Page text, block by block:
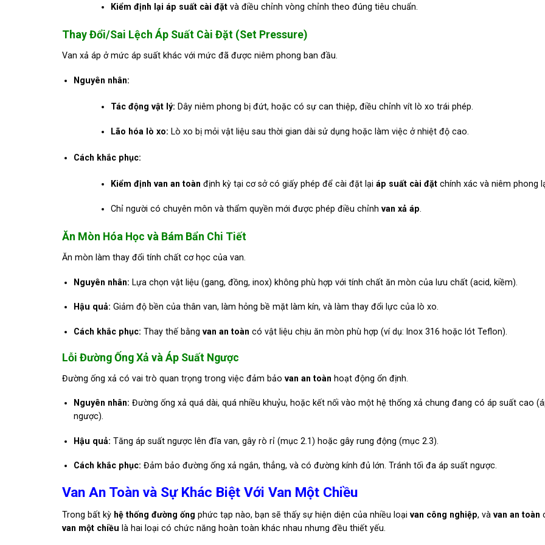
Kiểm định lại áp suất cài đặtvà điều chỉnh vòng chỉnh theo đúng tiêu chuẩn.
Thay Đổi/Sai Lệch Áp Suất Cài Đặt (Set Pressure)
Van xả áp ở mức áp suất khác với mức đã được niêm phong ban đầu.
Nguyên nhân:
Tác động vật lý: Dây niêm phong bị đứt, hoặc có sự can thiệp, điều chỉnh vít lò xo trái phép.
Lão hóa lò xo: Lò xo bị mỏi vật liệu sau thời gian dài sử dụng hoặc làm việc ở nhiệt độ cao.
Cách khắc phục:
Kiểm định van an toàn định kỳ tại cơ sở có giấy phép để cài đặt lại áp suất cài đặtchính xác và niêm phong
Chỉ người có chuyên môn và thẩm quyền mới được phép điều chỉnh van xả áp
Ăn Mòn Hóa Học và Bám Bẩn Chi Tiết
Ăn mòn làm thay đổi tính chất cơ học của van.
Nguyên nhân: Lựa chọn vật liệu (gang, đồng, inox) không phù hợp với tính chất ăn mòn của lưu chất (acid, kiềm).
Hậu quả: Giảm độ bền của thân van, làm hỏng bề mặt làm kín, và làm thay đổi lực của lò xo.
Cách khắc phục: Thay thế bằng van an toàn có vật liệu chịu ăn mòn phù hợp (ví dụ: Inox 316 hoặc lót Teflon).
Lỗi Đường Ống Xả và Áp Suất Ngược
Đường ống xả có vai trò quan trọng trong việc đảm bảo van an toàn hoạt động ổn định.
Nguyên nhân: Đường ống xả quá dài, quá nhiều khuỷu, hoặc kết nối vào một hệ thống xả chung đang có áp suất cao
ngược).
Hậu quả: Tăng áp suất ngược lên đĩa van, gây rò rỉ (mục 2.1) hoặc gây rung động (mục 2.3).
Cách khắc phục: Đảm bảo đường ống xả ngắn, thẳng, và có đường kính đủ lớn. Tránh tối đa áp suất ngược.
Van An Toàn và Sự Khác Biệt Với Van Một Chiều
Trong bất kỳ hệ thống đường ống phức tạp nào, bạn sẽ thấy sự hiện diện của nhiều loại van công nghiệp, và van an toàn
van một chiều là hai loại có chức năng hoàn toàn khác nhau nhưng đều thiết yếu.